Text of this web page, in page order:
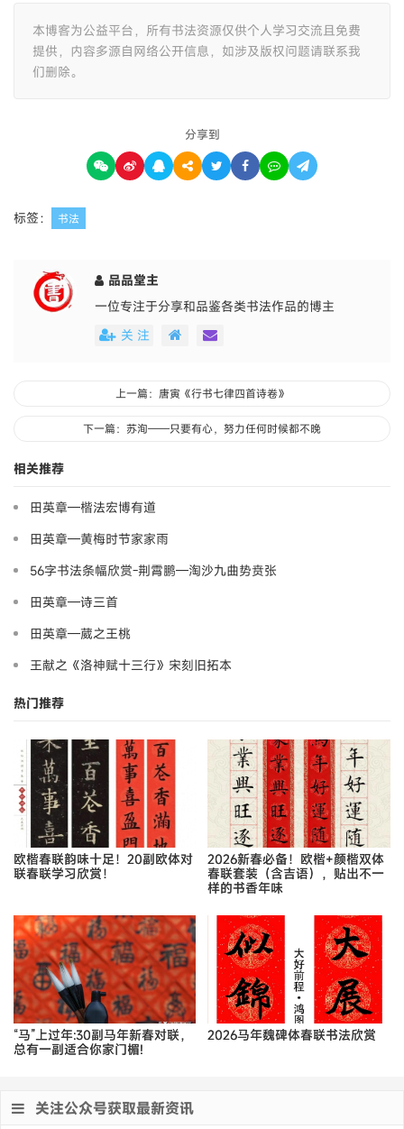
本博客为公益平台，所有书法资源仅供个人学习交流且免费
提供，内容多源自网络公开信息，如涉及版权问题请联系我
们删除。
分享到
标签： 书法
品品堂主
一位专注于分享和品鉴各类书法作品的博主
关 注
上一篇：唐寅《行书七律四首诗卷》
下一篇：苏洵——只要有心，努力任何时候都不晚
相关推荐
田英章—楷法宏博有道
田英章—黄梅时节家家雨
56字书法条幅欣赏-荆霄鹏—淘沙九曲势贲张
田英章—诗三首
田英章—葳之王桃
王献之《洛神赋十三行》宋刻旧拓本
热门推荐
欧楷春联韵味十足！20副欧体对
联春联学习欣赏！
2026新春必备！欧楷+颜楷双体
春联套装（含吉语），贴出不一
样的书香年味
“马”上过年:30副马年新春对联，
总有一副适合你家门楣!
2026马年魏碑体春联书法欣赏
关注公众号获取最新资讯